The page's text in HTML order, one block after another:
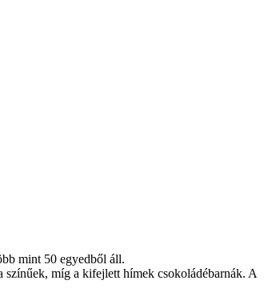
mint 50 egyedből áll.
színűek, míg a kifejlett hímek csokoládébarnák. A